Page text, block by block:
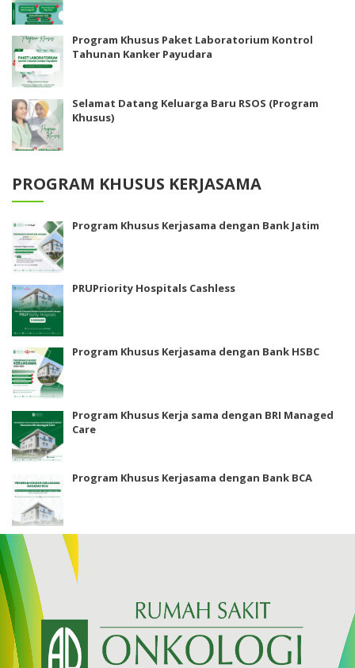
Program Khusus Paket Laboratorium Kontrol
Tahunan Kanker Payudara
Selamat Datang Keluarga Baru RSOS (Program
Khusus)
PROGRAM KHUSUS KERJASAMA
Program Khusus Kerjasama dengan Bank Jatim
PRUPriority Hospitals Cashless
Program Khusus Kerjasama dengan Bank HSBC
Program Khusus Kerja sama dengan BRI Managed
Care
Program Khusus Kerjasama dengan Bank BCA